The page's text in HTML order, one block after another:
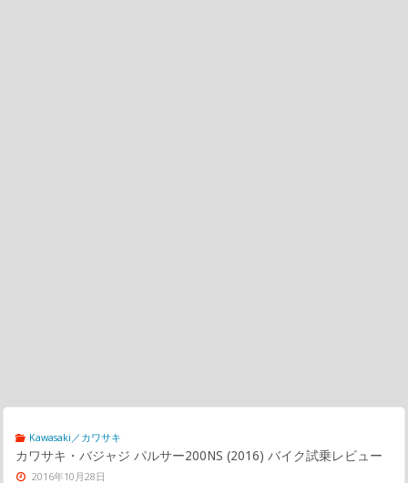
Kawasaki／カワサキ
カワサキ・バジャジ パルサー200NS (2016) バイク試乗レビュー
2016年10月28日